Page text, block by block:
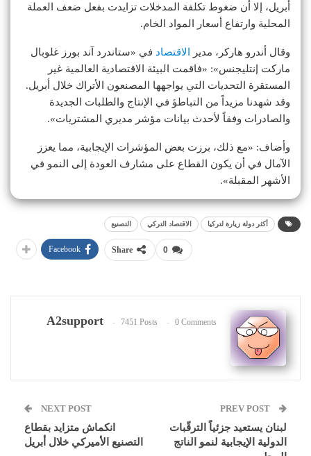
أبريل، إلا أن ضغوط تكلفة المدخلات تزايدت بفعل ضعف العملة
المحلية وارتفاع أسعار المواد الخام.
وقال أندرو هاركر، مدير الاقتصاد في «ستاندرد آند بورز غلوبال
ماركت إنتليجنس»: «فاقمت البيئة الاقتصادية العالمية غير
المستقرة التحديات التي يواجهها المصنعون الأتراك خلال أبريل.
وقد شهدنا مزيداً من التباطؤ في الإنتاج والطلبات الجديدة
والصادرات وفقاً لأحدث بيانات مؤشر مديري المشتريات».
وأضاف: «مع ذلك، برزت بعض المؤشرات الإيجابية، مما يعزز
الآمال في أن يكون القطاع على مشارف العودة إلى النمو في
الأشهر المقبلة».
أكثر دولة زيارة لتركيا الاقتصاد التركي التصنيع
0
Share
Facebook
A2support 7451 Posts 0 Comments
لبنان يستعيد جزئياً الترقّبات
الدولية الإيجابية لنمو الناتج
NEXT POST
انكماش متزايد بقطاع
التصنيع الأميركي خلال أبريل